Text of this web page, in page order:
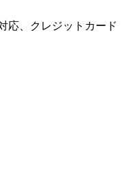
応、クレジットカード